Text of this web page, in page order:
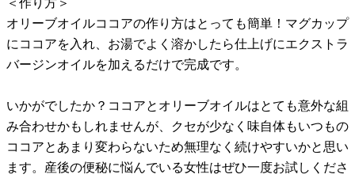
オリーブオイルココアの作り方はとっても簡単！マグカップ
にココアを入れ、お湯でよく溶かしたら仕上げにエクストラ
バージンオイルを加えるだけで完成です。
いかがでしたか？ココアとオリーブオイルはとても意外な組
み合わせかもしれませんが、クセが少なく味自体もいつもの
ココアとあまり変わらないため無理なく続けやすいかと思い
ます。産後の便秘に悩んでいる女性はぜひ一度お試しくださ